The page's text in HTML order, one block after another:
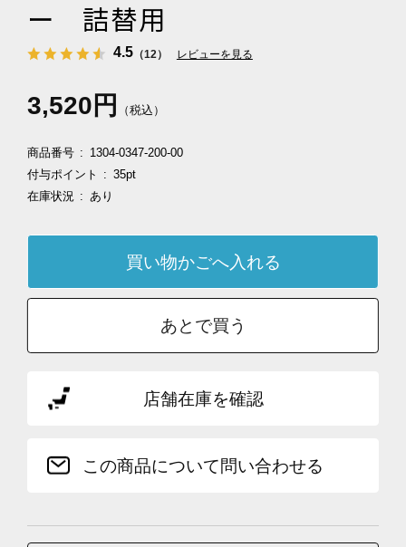
ー 詰替用
4.5（12） レビューを見る
3,520円 （税込）
商品番号
1304-0347-200-00
付与ポイント
35pt
在庫状況
あり
あとで買う
店舗在庫を確認
この商品について問い合わせる